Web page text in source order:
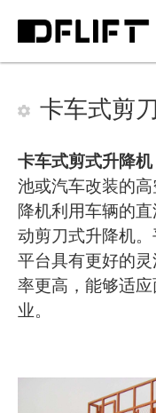
卡车式剪
卡车式剪式升降机
池或汽车改装的
降机利用车辆的
动剪刀式升降机
平台具有更好的
率更高，能够适
业。